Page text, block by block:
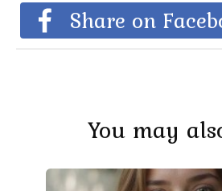
Share on
You may